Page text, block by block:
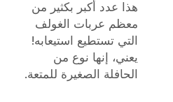
هذا عدد أكبر بكثير من
معظم عربات الغولف
التي تستطيع استيعابه!
يعني، إنها نوع من
الحافلة الصغيرة للمتعة.